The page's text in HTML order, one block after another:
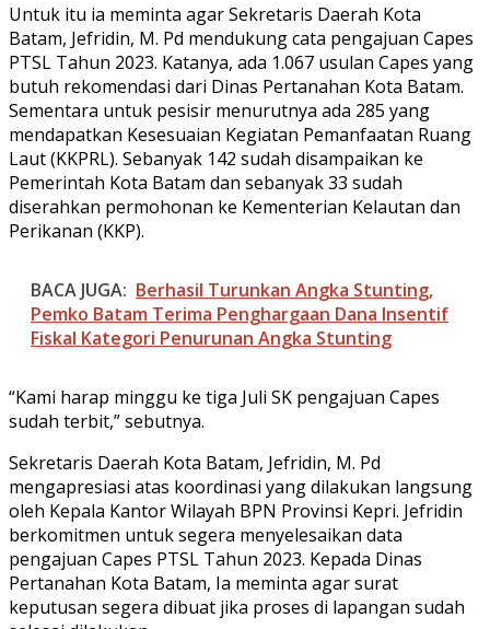
Untuk itu ia meminta agar Sekretaris Daerah Kota
Batam, Jefridin, M. Pd mendukung cata pengajuan Capes
PTSL Tahun 2023. Katanya, ada 1.067 usulan Capes yang
butuh rekomendasi dari Dinas Pertanahan Kota Batam.
Sementara untuk pesisir menurutnya ada 285 yang
mendapatkan Kesesuaian Kegiatan Pemanfaatan Ruang
Laut (KKPRL). Sebanyak 142 sudah disampaikan ke
Pemerintah Kota Batam dan sebanyak 33 sudah
diserahkan permohonan ke Kementerian Kelautan dan
Perikanan (KKP).
BACA JUGA: Berhasil Turunkan Angka Stunting,
Pemko Batam Terima Penghargaan Dana Insentif
Fiskal Kategori Penurunan Angka Stunting
“Kami harap minggu ke tiga Juli SK pengajuan Capes
sudah terbit,” sebutnya.
Sekretaris Daerah Kota Batam, Jefridin, M. Pd
mengapresiasi atas koordinasi yang dilakukan langsung
oleh Kepala Kantor Wilayah BPN Provinsi Kepri. Jefridin
berkomitmen untuk segera menyelesaikan data
pengajuan Capes PTSL Tahun 2023. Kepada Dinas
Pertanahan Kota Batam, Ia meminta agar surat
keputusan segera dibuat jika proses di lapangan sudah